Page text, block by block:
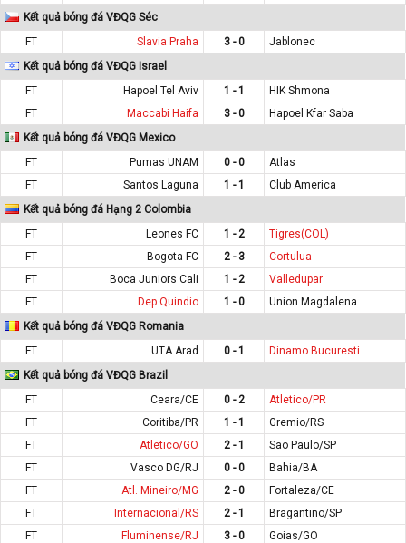
Kết quả bóng đá VĐQG Séc
FT
Slavia Praha 3 - 0
Jablonec
Kết quả bóng đá VĐQG Israel
FT
Hapoel Tel Aviv 1 - 1
HIK Shmona
FT
Maccabi Haifa 3 - 0
Hapoel Kfar Saba
Kết quả bóng đá VĐQG Mexico
FT
Pumas UNAM 0 - 0
Atlas
FT
Santos Laguna 1 - 1
Club America
Kết quả bóng đá Hạng 2 Colombia
FT
Leones FC 1 - 2
Tigres(COL)
FT
Bogota FC 2 - 3
Cortulua
FT
Boca Juniors Cali 1 - 2
Valledupar
FT
Dep.Quindio 1 - 0
Union Magdalena
Kết quả bóng đá VĐQG Romania
FT
UTA Arad 0 - 1
Dinamo Bucuresti
Kết quả bóng đá VĐQG Brazil
FT
Ceara/CE 0 - 2
Atletico/PR
FT
Coritiba/PR 1 - 1
Gremio/RS
FT
Atletico/GO 2 - 1
Sao Paulo/SP
FT
Vasco DG/RJ 0 - 0
Bahia/BA
FT
Atl. Mineiro/MG 2 - 0
Fortaleza/CE
FT
Internacional/RS 2 - 1
Bragantino/SP
FT
Fluminense/RJ 3 - 0
Goias/GO